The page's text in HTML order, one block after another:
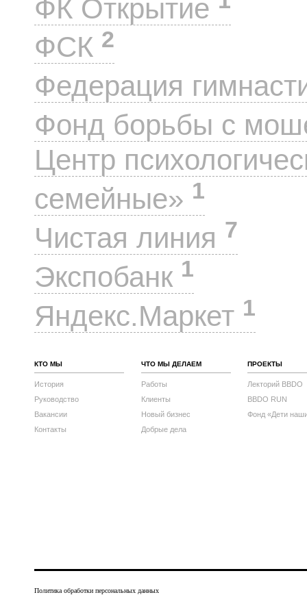
ФК Открытие
ФСК 2
Федерация
Фонд борьбы с
Центр
семейные» 1
Чистая линия 7
Экспобанк 1
Яндекс.Маркет 1
КТО МЫ
История
Руководство
Вакансии
Контакты
ЧТО МЫ ДЕЛАЕМ
Работы
Клиенты
Новый бизнес
Добрые дела
ПРОЕКТЫ
Лекторий BBDO
BBDO RUN
Фонд «Дети
Политика обработки персональных данных